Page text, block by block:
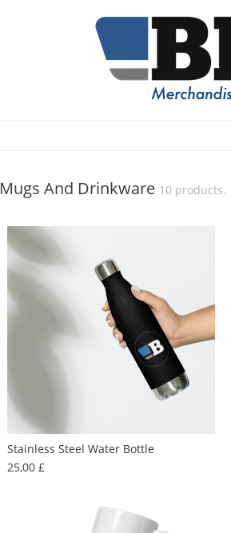
Mugs And Drinkware 10 products.
Stainless Steel Water Bottle
25,00 £Preis